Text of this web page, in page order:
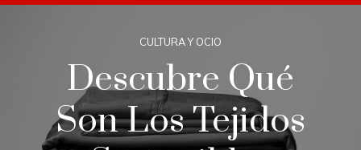
CULTURA Y OCIO
Descubre Qué
Son Los Tejidos